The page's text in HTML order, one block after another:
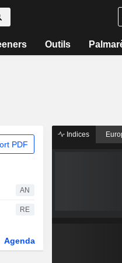
Outils
PDF
AN
RE
Agenda
Indices